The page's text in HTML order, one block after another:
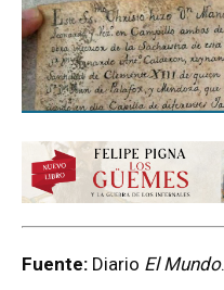
Fuente: Diario El Mundo.